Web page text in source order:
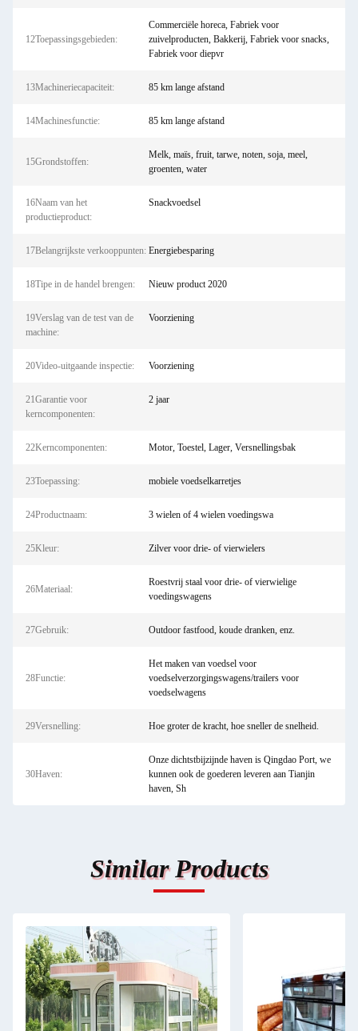
12Toepassingsgebieden:
Commerciële horeca, Fabriek voor
zuivelproducten, Bakkerij, Fabriek voor snacks,
Fabriek voor diepvr
13Machineriecapaciteit: 85 km lange afstand
14Machinesfunctie: 85 km lange afstand
15Grondstoffen:
Melk, maïs, fruit, tarwe, noten, soja, meel,
groenten, water
16Naam van het
productieproduct:
Snackvoedsel
17Belangrijkste verkooppunten: Energiebesparing
18Tipe in de handel brengen: Nieuw product 2020
19Verslag van de test van de
machine:
Voorziening
20Video-uitgaande inspectie: Voorziening
21Garantie voor
kerncomponenten:
2 jaar
22Kerncomponenten: Motor, Toestel, Lager, Versnellingsbak
23Toepassing: mobiele voedselkarretjes
24Productnaam: 3 wielen of 4 wielen voedingswa
25Kleur: Zilver voor drie- of vierwielers
26Materiaal:
Roestvrij staal voor drie- of vierwielige
voedingswagens
27Gebruik: Outdoor fastfood, koude dranken, enz.
28Functie:
Het maken van voedsel voor
voedselverzorgingswagens/trailers voor
voedselwagens
29Versnelling: Hoe groter de kracht, hoe sneller de snelheid.
30Haven:
Onze dichtstbijzijnde haven is Qingdao Port, we
kunnen ook de goederen leveren aan Tianjin
haven, Sh
Similar Products